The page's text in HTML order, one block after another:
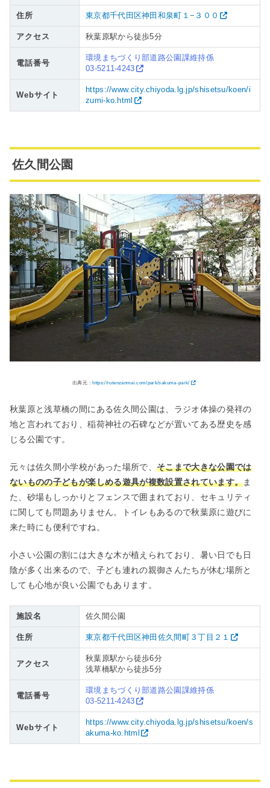
住所 東京都千代田区神田和泉町１−３００
アクセス 秋葉原駅から徒歩5分
電話番号
環境まちづくり部道路公園課維持係
03-5211-4243
Webサイト
https://www.city.chiyoda.lg.jp/shisetsu/koen/i
zumi-ko.html
佐久間公園
出典元：https://rutenzanmai.com/park/sakuma-park/
秋葉原と浅草橋の間にある佐久間公園は、ラジオ体操の発祥の
地と言われており、稲荷神社の石碑などが置いてある歴史を感
じる公園です。
元々は佐久間小学校があった場所で、 そこまで大きな公園では
ないものの子どもが楽しめる遊具が複数設置されています。ま
た、砂場もしっかりとフェンスで囲まれており、セキュリティ
に関しても問題ありません。トイレもあるので秋葉原に遊びに
来た時にも便利ですね。
小さい公園の割には大きな木が植えられており、暑い日でも日
陰が多く出来るので、子ども連れの親御さんたちが休む場所と
しても心地が良い公園でもあります。
施設名 佐久間公園
住所 東京都千代田区神田佐久間町３丁目２１
アクセス
秋葉原駅から徒歩6分
浅草橋駅から徒歩5分
電話番号
環境まちづくり部道路公園課維持係
03-5211-4243
Webサイト
https://www.city.chiyoda.lg.jp/shisetsu/koen/s
akuma-ko.html